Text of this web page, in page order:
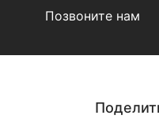
Позвоните нам